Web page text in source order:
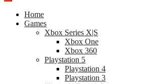
Home
Games
Xbox Series X|S
Xbox One
Xbox 360
Playstation 5
Playstation 4
Playstation 3